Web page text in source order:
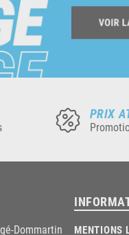
PRIX
Dommartin MENTIONS